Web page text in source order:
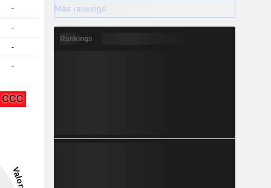
-
-
-
-
CCC
Más rankings
Rankings